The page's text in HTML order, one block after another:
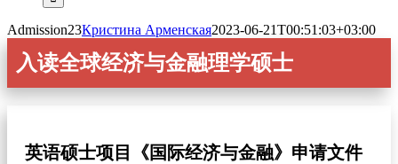
Admission23Кристина Арменская2023-06-21T00:51:03+03:00
入读全球经济与金融理学硕士
英语硕士项目《国际经济与金融》 申请文件